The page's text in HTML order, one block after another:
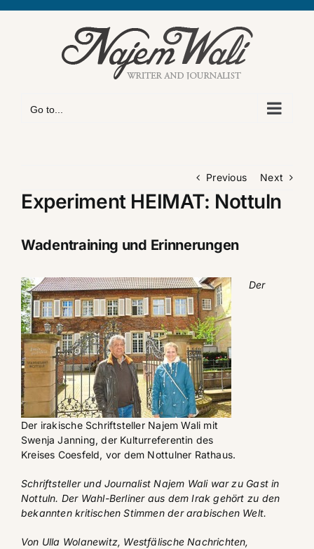
Go to...
Previous Next
Experiment HEIMAT: Nottuln
Wadentraining und Erinnerungen
Der irakische Schriftsteller Najem Wali mit
Swenja Janning, der Kulturreferentin des
Kreises Coesfeld, vor dem Nottulner Rathaus.
Der
Schriftsteller und Journalist Najem Wali war zu Gast in
Nottuln. Der Wahl-Berliner aus dem Irak gehört zu den
bekannten kritischen Stimmen der arabischen Welt.
Von Ulla Wolanewitz, Westfälische Nachrichten,